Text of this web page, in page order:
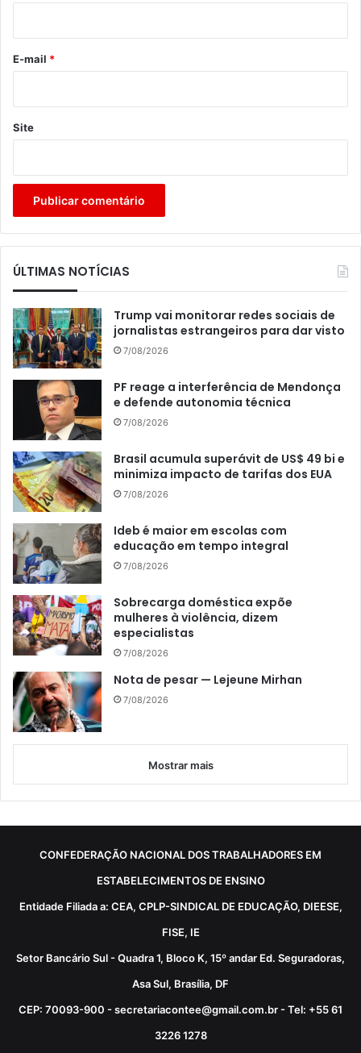
*
E-mail *
Site
ÚLTIMAS NOTÍCIAS
Trump vai monitorar redes sociais de
jornalistas estrangeiros para dar visto
7/08/2026
PF reage a interferência de Mendonça
e defende autonomia técnica
7/08/2026
Brasil acumula superávit de US$ 49 bi e
minimiza impacto de tarifas dos EUA
7/08/2026
Ideb é maior em escolas com
educação em tempo integral
7/08/2026
Sobrecarga doméstica expõe
mulheres à violência, dizem
especialistas
7/08/2026
Nota de pesar — Lejeune Mirhan
7/08/2026
Mostrar mais
CONFEDERAÇÃO NACIONAL DOS TRABALHADORES EM
ESTABELECIMENTOS DE ENSINO
Entidade Filiada a: CEA, CPLP-SINDICAL DE EDUCAÇÃO, DIEESE,
FISE, IE
Setor Bancário Sul - Quadra 1, Bloco K, 15º andar Ed. Seguradoras,
Asa Sul, Brasília, DF
CEP: 70093-900 - secretariacontee@gmail.com.br - Tel: +55 61
3226 1278